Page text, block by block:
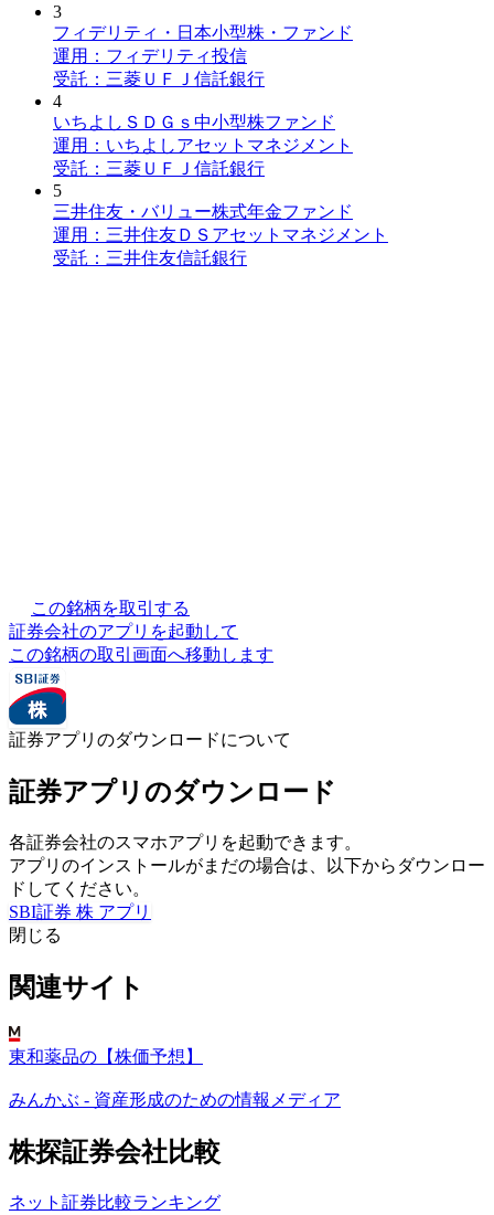
3
フィデリティ・日本小型株・ファンド
運用：フィデリティ投信
受託：三菱ＵＦＪ信託銀行
4
いちよしＳＤＧｓ中小型株ファンド
運用：いちよしアセットマネジメント
受託：三菱ＵＦＪ信託銀行
5
三井住友・バリュー株式年金ファンド
運用：三井住友ＤＳアセットマネジメント
受託：三井住友信託銀行
この銘柄を取引する
証券会社のアプリを起動して
この銘柄の取引画面へ移動します
証券アプリのダウンロードについて
証券アプリのダウンロード
各証券会社のスマホアプリを起動できます。
アプリのインストールがまだの場合は、以下からダウンロー
ドしてください。
SBI証券 株 アプリ
閉じる
関連サイト
東和薬品の【株価予想】
みんかぶ - 資産形成のための情報メディア
株探証券会社比較
ネット証券比較ランキング